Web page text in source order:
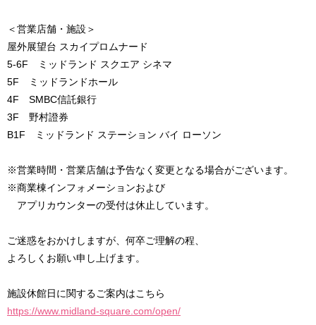
＜営業店舗・施設＞
屋外展望台 スカイプロムナード
5-6F ミッドランド スクエア シネマ
5F ミッドランドホール
4F SMBC信託銀行
3F 野村證券
B1F ミッドランド ステーション バイ ローソン
※営業時間・営業店舗は予告なく変更となる場合がございます。
※商業棟インフォメーションおよび
アプリカウンターの受付は休止しています。
ご迷惑をおかけしますが、何卒ご理解の程、
よろしくお願い申し上げます。
施設休館日に関するご案内はこちら
https://www.midland-square.com/open/